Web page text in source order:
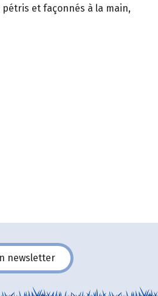
et façonnés à la main,
newsletter